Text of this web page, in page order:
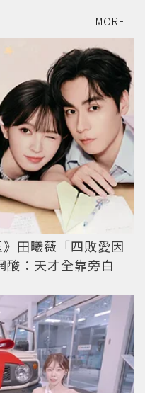
MORE
田曦薇「四敗愛因
酸：天才全靠旁白